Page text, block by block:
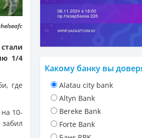
1/4
где
10-
Какому банку вы
Alatau city bank
Altyn Bank
Bereke Bank
Forte Bank